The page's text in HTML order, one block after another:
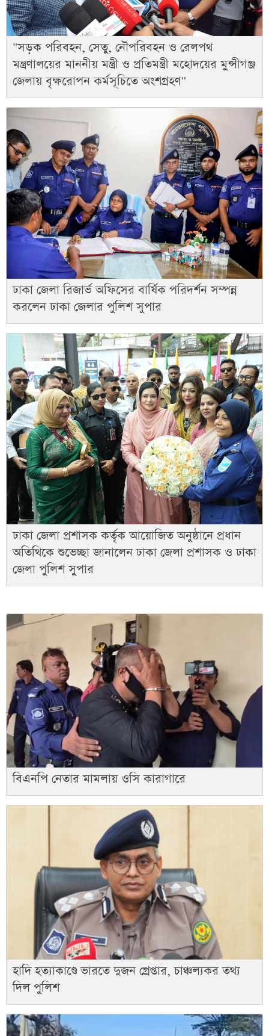
"সড়ক পরিবহন, সেতু, নৌপরিবহন ও রেলপথ
মন্ত্রণালয়ের মাননীয় মন্ত্রী ও প্রতিমন্ত্রী মহোদয়ের মুন্সীগঞ্জ
জেলায় বৃক্ষরোপন কর্মসূচিতে অংশগ্রহণ"
ঢাকা জেলা রিজার্ভ অফিসের বার্ষিক পরিদর্শন সম্পন্ন
করলেন ঢাকা জেলার পুলিশ সুপার
ঢাকা জেলা প্রশাসক কর্তৃক আয়োজিত অনুষ্ঠানে প্রধান
অতিথিকে শুভেচ্ছা জানালেন ঢাকা জেলা প্রশাসক ও ঢাকা
জেলা পুলিশ সুপার
বিএনপি নেতার মামলায় ওসি কারাগারে
হাদি হত্যাকাণ্ডে ভারতে দুজন গ্রেপ্তার, চাঞ্চল্যকর তথ্য
দিল পুলিশ